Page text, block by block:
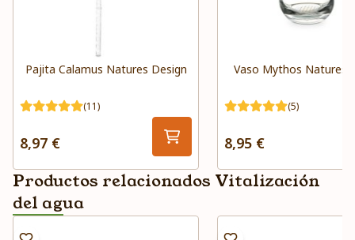
Pajita Calamus Natures Design
(11)
8,97 €
Vaso Mythos Natures
(5)
8,95 €
Productos relacionados Vitalización
del agua